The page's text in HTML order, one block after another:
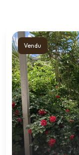
Vendu